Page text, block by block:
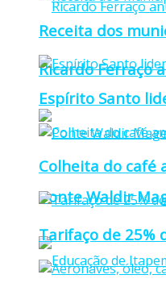
Ricardo Ferraço
Ponte Waldir
Receita dos
Espírito Santo
Colheita do café
Tarifaço de 25%